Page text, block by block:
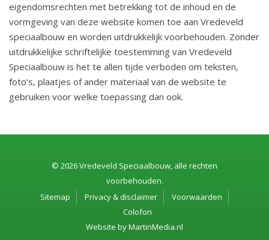
eigendomsrechten met betrekking tot de inhoud en de
vormgeving van deze website komen toe aan Vredeveld
speciaalbouw en worden uitdrukkelijk voorbehouden. Zonder
uitdrukkelijke schriftelijke toestemming van Vredeveld
Speciaalbouw is het te allen tijde verboden om teksten,
foto’s, plaatjes of ander materiaal van de website te
gebruiken voor welke toepassing dan ook.
© 2026 Vredeveld Speciaalbouw, alle rechten
voorbehouden.
Sitemap
Privacy & disclaimer
Voorwaarden
Colofon
Website byMartinMedia.nl